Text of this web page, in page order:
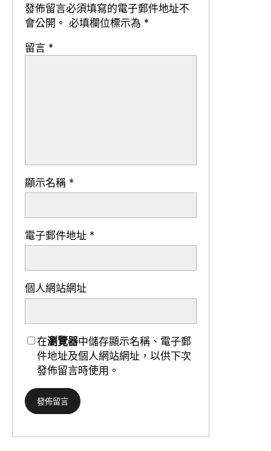
發佈留言必須填寫的電子郵件地址不
會公開。 必填欄位標示為 *
留言 *
顯示名稱 *
電子郵件地址 *
個人網站網址
在瀏覽器中儲存顯示名稱、電子郵
件地址及個人網站網址，以供下次
發佈留言時使用。